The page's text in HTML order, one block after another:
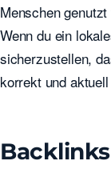
Menschen
Wenn du ein
sicherzustellen,
korrekt und